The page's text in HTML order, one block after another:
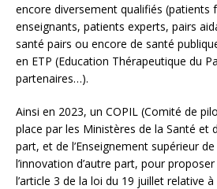
encore diversement qualifiés (patients
enseignants, patients experts, pairs
santé pairs ou encore de santé
en ETP (Education Thérapeutique du
partenaires…).
Ainsi en 2023, un COPIL (Comité de
place par les Ministères de la Santé et
part, et de l’Enseignement supérieur
l’innovation d’autre part, pour
l’article 3 de la loi du 19 juillet relative